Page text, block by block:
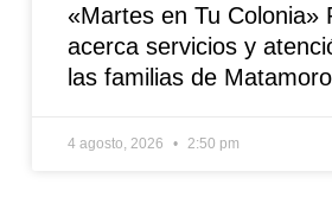
«Martes en Tu Colonia»
acerca servicios y
las familias de
4 agosto, 2026 2:50 pm